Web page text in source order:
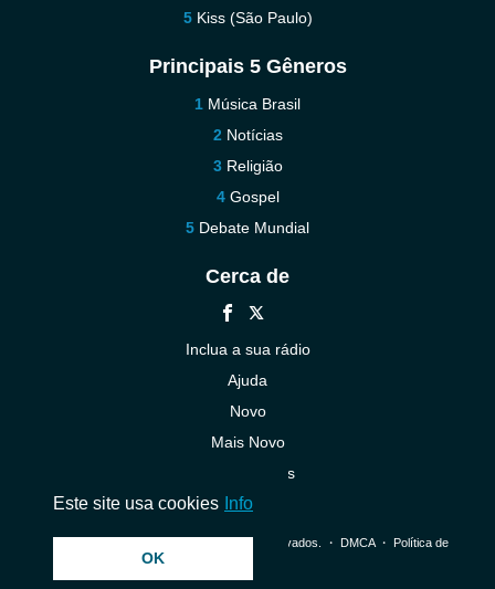
Kiss (São Paulo)
Principais 5 Gêneros
Música Brasil
Notícias
Religião
Gospel
Debate Mundial
Cerca de
Inclua a sua rádio
Ajuda
Novo
Mais Novo
Contacte-nos
© 2026 InstantAudio. Todos os direitos reservados. ・ DMCA・ Política de
Este site usa cookies Info
OK